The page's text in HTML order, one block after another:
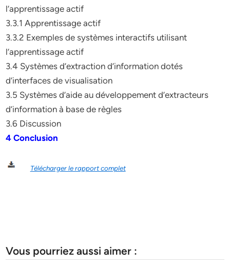
l’apprentissage actif
3.3.1 Apprentissage actif
3.3.2 Exemples de systèmes interactifs utilisant
l’apprentissage actif
3.4 Systèmes d’extraction d’information dotés
d’interfaces de visualisation
3.5 Systèmes d’aide au développement d’extracteurs
d’information à base de règles
3.6 Discussion
4 Conclusion
Télécharger le rapport complet
Vous pourriez aussi aimer :